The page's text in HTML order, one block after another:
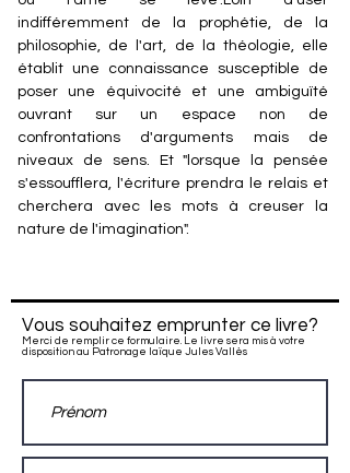
indifféremment de la prophétie, de la
philosophie, de l'art, de la théologie, elle
établit une connaissance susceptible de
poser une équivocité et une ambiguïté
ouvrant sur un espace non de
confrontations d'arguments mais de
niveaux de sens. Et "lorsque la pensée
s'essoufflera, l'écriture prendra le relais et
cherchera avec les mots à creuser la
nature de l'imagination".
Vous souhaitez emprunter ce livre?
Merci de remplir ce formulaire. Le livre sera mis à votre
disposition au Patronage laïque Jules Vallès